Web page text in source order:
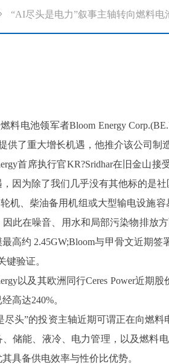
“AI尽头是电力”叙事主轴转向燃料电
料电池领军者Bloom Energy
提供了重大增长机遇，他推介该公司
首席执行官KR?Sridhar在旧金山
因为除了我们几乎没有其他标的是社
机、柴油备用机组或大型输电设施
此在噪音、用水和局部污染物排放
高约 2.45GW;Bloom与甲骨文近期
键验证。
以及其欧洲同行Ceres Power近期
高达240%。
尽头”的投资主轴近期可谓正在向燃
储能、液冷、电力管理，以及燃料
具备供电效率与性价比优势。